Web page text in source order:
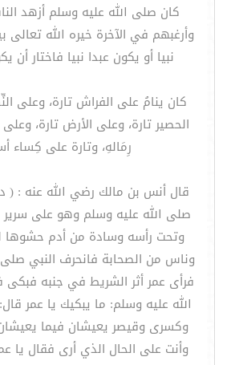
كان صلى الله عليه وسلم أزهد
وأرغبهم في الآخرة خيره الله تعالى
نبيا أو يكون عبدا نبيا فاختار أن
كان ينامُ على الفراش تارة، وعلى
الحصير تارة، وعلى الأرض تارة، وعلى
رِمَالهِ، وتارة على كِساء
قال أنس بن مالك رضي الله عنه : (
صلى الله عليه وسلم وهو على سرير
وتحت رأسه وسادة من أدم حشوها
وناس من الصحابة فانحرف النبي
فرأى عمر أثر الشريط في جنبه
الله عليه وسلم: ما يبكيك يا عمر
وكسرى وقيصر يعيشان فيما
وأنت على الحال الذي أرى فقال يا